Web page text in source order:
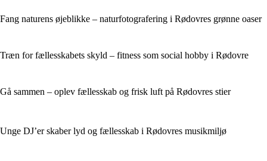
Fang naturens øjeblikke – naturfotografering i Rødovres grønne oaser
Træn for fællesskabets skyld – fitness som social hobby i Rødovre
Gå sammen – oplev fællesskab og frisk luft på Rødovres stier
Unge DJ’er skaber lyd og fællesskab i Rødovres musikmiljø